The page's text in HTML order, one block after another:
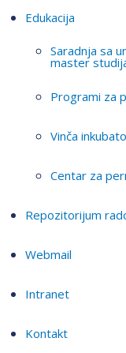
Edukacija
Saradnja sa
master
Programi za
Vinča
Centar za
Repozitorijum
Webmail
Intranet
Kontakt